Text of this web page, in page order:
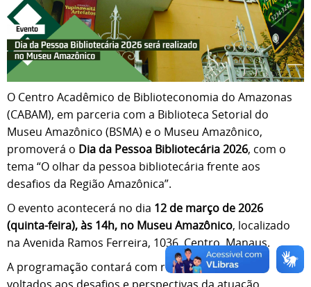
O Centro Acadêmico de Biblioteconomia do Amazonas
(CABAM), em parceria com a Biblioteca Setorial do
Museu Amazônico (BSMA) e o Museu Amazônico,
promoverá o Dia da Pessoa Bibliotecária 2026, com o
tema “O olhar da pessoa bibliotecária frente aos
desafios da Região Amazônica”.
O evento acontecerá no dia 12 de março de 2026
(quinta-feira), às 14h, no Museu Amazônico, localizado
na Avenida Ramos Ferreira, 1036, Centro, Manaus.
A programação contará com reflexões e debates